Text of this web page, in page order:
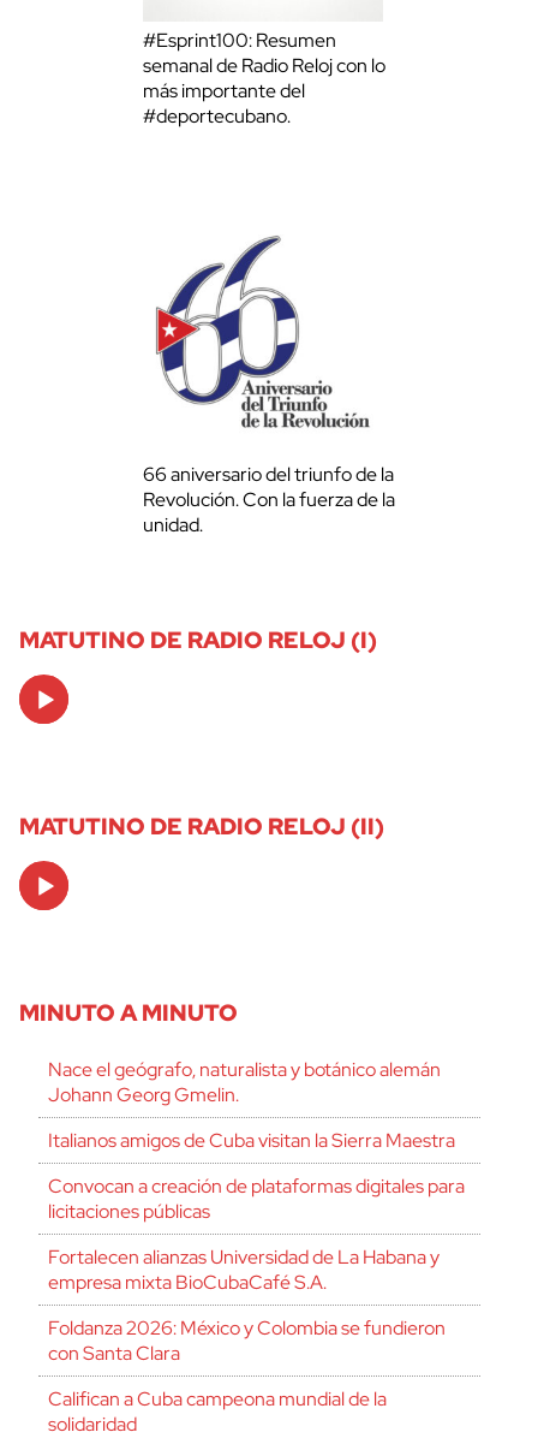
#Esprint100: Resumen
semanal de Radio Reloj con lo
más importante del
#deportecubano.
66 aniversario del triunfo de la
Revolución. Con la fuerza de la
unidad.
MATUTINO DE RADIO RELOJ (I)
Audio
Player
MATUTINO DE RADIO RELOJ (II)
Audio
Player
MINUTO A MINUTO
Nace el geógrafo, naturalista y botánico alemán
Johann Georg Gmelin.
Italianos amigos de Cuba visitan la Sierra Maestra
Convocan a creación de plataformas digitales para
licitaciones públicas
Fortalecen alianzas Universidad de La Habana y
empresa mixta BioCubaCafé S.A.
Foldanza 2026: México y Colombia se fundieron
con Santa Clara
Califican a Cuba campeona mundial de la
solidaridad